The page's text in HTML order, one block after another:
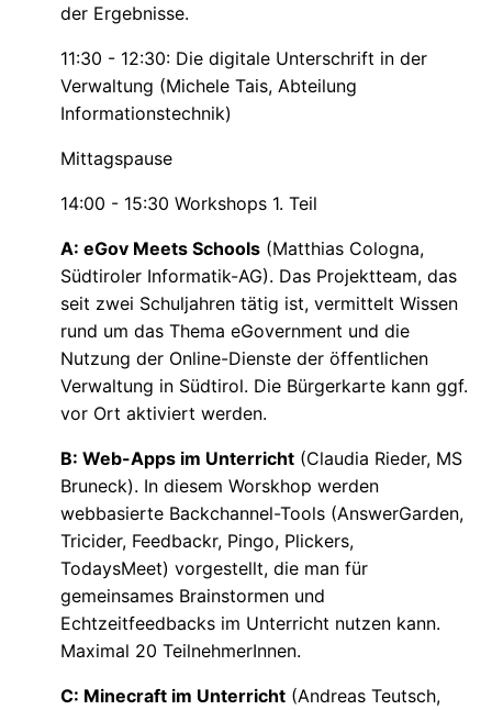
der Ergebnisse.
11:30 - 12:30: Die digitale Unterschrift in der
Verwaltung (Michele Tais, Abteilung
Informationstechnik)
Mittagspause
14:00 - 15:30 Workshops 1. Teil
A: eGov Meets Schools (Matthias Cologna,
Südtiroler Informatik-AG). Das Projektteam, das
seit zwei Schuljahren tätig ist, vermittelt Wissen
rund um das Thema eGovernment und die
Nutzung der Online-Dienste der öffentlichen
Verwaltung in Südtirol. Die Bürgerkarte kann ggf.
vor Ort aktiviert werden.
B: Web-Apps im Unterricht (Claudia Rieder, MS
Bruneck). In diesem Worskhop werden
webbasierte Backchannel-Tools (AnswerGarden,
Tricider, Feedbackr, Pingo, Plickers,
TodaysMeet) vorgestellt, die man für
gemeinsames Brainstormen und
Echtzeitfeedbacks im Unterricht nutzen kann.
Maximal 20 TeilnehmerInnen.
C: Minecraft im Unterricht (Andreas Teutsch,